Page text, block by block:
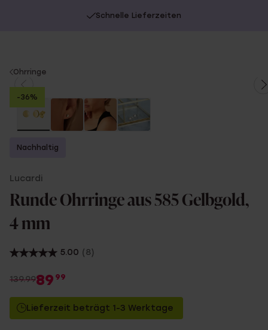
Schnelle Lieferzeiten
You
are
here:
Ohrringe
-36%
Nachhaltig
Lucardi
Runde Ohrringe aus 585 Gelbgold,
4 mm
5.00 (8)
139.9989 99
Lieferzeit beträgt 1-3 Werktage